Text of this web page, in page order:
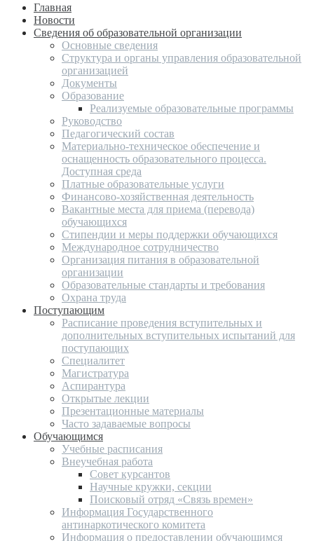
Главная
Новости
Сведения об образовательной организации
Основные сведения
Структура и органы управления образовательной
организацией
Документы
Образование
Реализуемые образовательные программы
Руководство
Педагогический состав
Материально-техническое обеспечение и
оснащенность образовательного процесса.
Доступная среда
Платные образовательные услуги
Финансово-хозяйственная деятельность
Вакантные места для приема (перевода)
обучающихся
Стипендии и меры поддержки обучающихся
Международное сотрудничество
Организация питания в образовательной
организации
Образовательные стандарты и требования
Охрана труда
Поступающим
Расписание проведения вступительных и
дополнительных вступительных испытаний для
поступающих
Специалитет
Магистратура
Аспирантура
Открытые лекции
Презентационные материалы
Часто задаваемые вопросы
Обучающимся
Учебные расписания
Внеучебная работа
Совет курсантов
Научные кружки, секции
Поисковый отряд «Связь времен»
Информация Государственного
антинаркотического комитета
Информация о предоставлении обучающимся